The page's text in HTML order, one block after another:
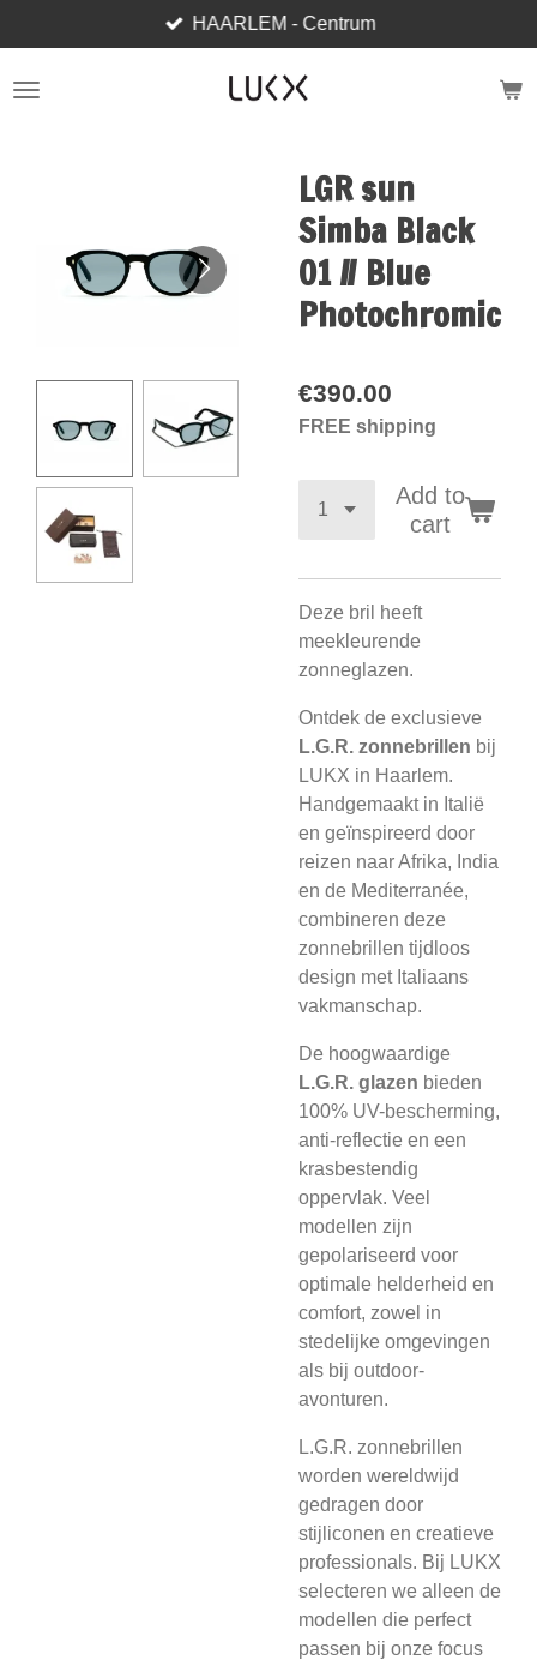
to
main
HAARLEM - Centrum
LGR sun
Simba Black
01 // Blue
Photochromic
€390.00
FREE shipping
Add to
cart
Deze bril heeft
meekleurende
zonneglazen.
Ontdek de exclusieve
L.G.R. zonnebrillen bij
LUKX in Haarlem.
Handgemaakt in Italië
en geïnspireerd door
reizen naar Afrika, India
en de Mediterranée,
combineren deze
zonnebrillen tijdloos
design met Italiaans
vakmanschap.
De hoogwaardige
L.G.R. glazen bieden
100% UV-bescherming,
anti-reflectie en een
krasbestendig
oppervlak. Veel
modellen zijn
gepolariseerd voor
optimale helderheid en
comfort, zowel in
stedelijke omgevingen
als bij outdoor-
avonturen.
L.G.R. zonnebrillen
worden wereldwijd
gedragen door
stijliconen en creatieve
professionals. Bij LUKX
selecteren we alleen de
modellen die perfect
passen bij onze focus